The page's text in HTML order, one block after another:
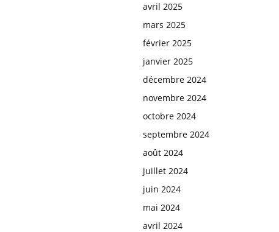
avril 2025
mars 2025
février 2025
janvier 2025
décembre 2024
novembre 2024
octobre 2024
septembre 2024
août 2024
juillet 2024
juin 2024
mai 2024
avril 2024